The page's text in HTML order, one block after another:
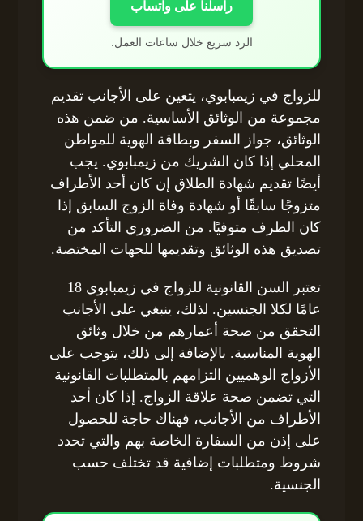
راسلنا على واتساب
الرد سريع خلال ساعات العمل.
للزواج في زيمبابوي، يتعين على الأجانب تقديم
مجموعة من الوثائق الأساسية. من ضمن هذه
الوثائق، جواز السفر وبطاقة الهوية للمواطن
المحلي إذا كان الشريك من زيمبابوي. يجب
أيضًا تقديم شهادة الطلاق إن كان أحد الأطراف
متزوجًا سابقًا أو شهادة وفاة الزوج السابق إذا
كان الطرف متوفيًا. من الضروري التأكد من
تصديق هذه الوثائق وتقديمها للجهات المختصة.
تعتبر السن القانونية للزواج في زيمبابوي 18
عامًا لكلا الجنسين. لذلك، ينبغي على الأجانب
التحقق من صحة أعمارهم من خلال وثائق
الهوية المناسبة. بالإضافة إلى ذلك، يتوجب على
الأزواج الوهميين التزامهم بالمتطلبات القانونية
التي تضمن صحة علاقة الزواج. إذا كان أحد
الأطراف من الأجانب، فهناك حاجة للحصول
على إذن من السفارة الخاصة بهم والتي تحدد
شروط ومتطلبات إضافية قد تختلف حسب
الجنسية.